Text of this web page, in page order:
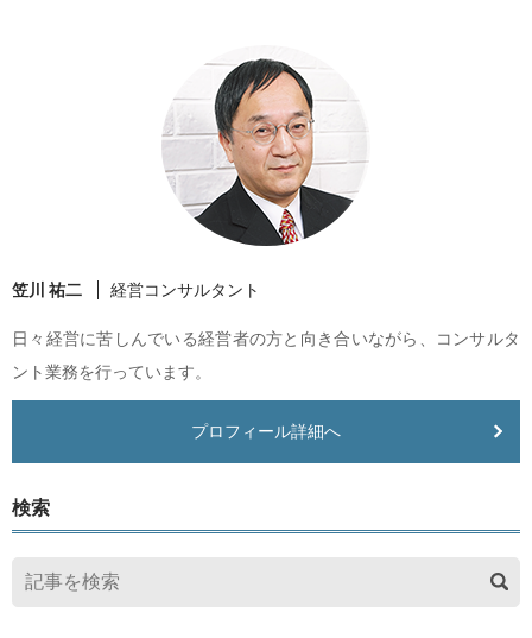
笠川 祐二 経営コンサルタント
日々経営に苦しんでいる経営者の方と向き合いながら、コンサルタ
ント業務を行っています。
プロフィール詳細へ
検索